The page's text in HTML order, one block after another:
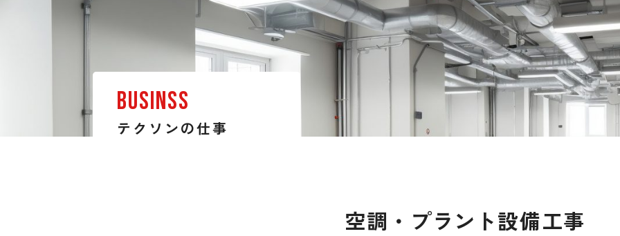
BUSINSS
テクソンの仕事
空調・プラント設備工事